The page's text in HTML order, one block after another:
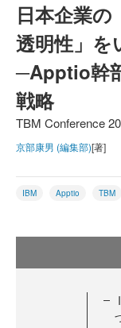
日本企業
透明性」を
─Apptio幹
戦略
TBM Conference
京部康男 (編集部)[著]
IBM Apptio TBM